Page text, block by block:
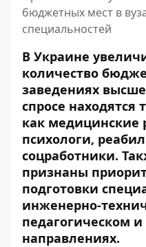
бюджетных мест в
специальностей
В Украине
количество
заведениях
спросе находятся
как медицинские
психологи,
соцработники.
признаны
подготовки
инженерно-
педагогическом
направлениях.